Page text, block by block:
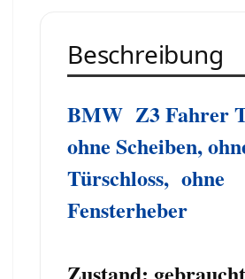
Beschreibung
BMW Z3 Fahrer
ohne Scheiben,
Türschloss, ohne
Fensterheber